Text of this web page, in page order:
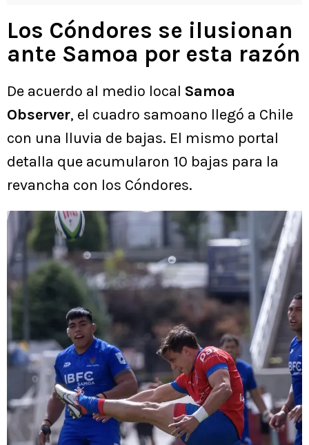
Los Cóndores se ilusionan
ante Samoa por esta razón
De acuerdo al medio local Samoa
Observer, el cuadro samoano llegó a Chile
con una lluvia de bajas. El mismo portal
detalla que acumularon 10 bajas para la
revancha con los Cóndores.